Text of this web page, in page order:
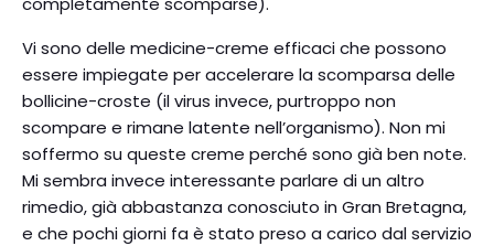
Vi sono delle medicine-creme efficaci che possono
essere impiegate per accelerare la scomparsa delle
bollicine-croste (il virus invece, purtroppo non
scompare e rimane latente nell’organismo). Non mi
soffermo su queste creme perché sono già ben note.
Mi sembra invece interessante parlare di un altro
rimedio, già abbastanza conosciuto in Gran Bretagna,
e che pochi giorni fa è stato preso a carico dal servizio